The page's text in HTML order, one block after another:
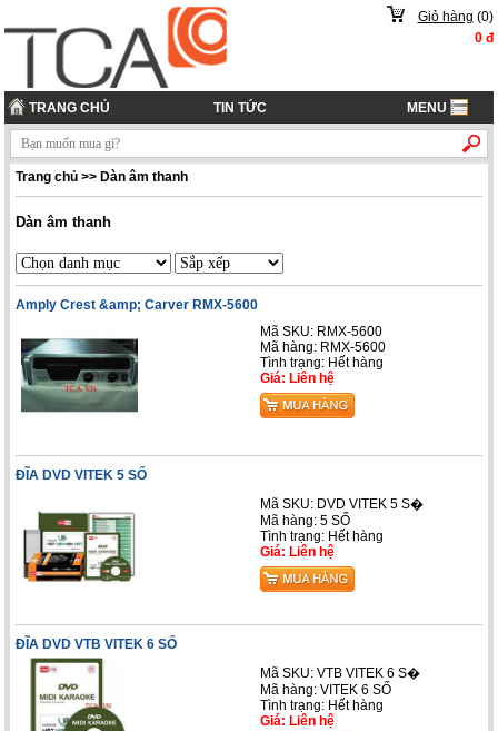
Giỏ hàng (0)
0đ
TRANG CHỦ TIN TỨC MENU
Trang chủ >>Dàn âm thanh
Dàn âm thanh
Amply Crest &amp; Carver RMX-5600
Mã SKU: RMX-5600
Mã hàng: RMX-5600
Tình trạng: Hết hàng
Giá: Liên hệ
ĐĨA DVD VITEK 5 SỐ
Mã SKU: DVD VITEK 5 S�
Mã hàng: 5 SỐ
Tình trạng: Hết hàng
Giá: Liên hệ
ĐĨA DVD VTB VITEK 6 SỐ
Mã SKU: VTB VITEK 6 S�
Mã hàng: VITEK 6 SỐ
Tình trạng: Hết hàng
Giá: Liên hệ